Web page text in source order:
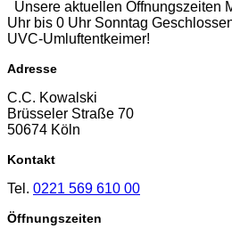
Unsere aktuellen Öffnungszeiten
Uhr bis 0 Uhr Sonntag
UVC-Umluftentkeimer!
Adresse
C.C. Kowalski
Brüsseler Straße 70
50674 Köln
Kontakt
Tel. 0221 569 610 00
Öffnungszeiten